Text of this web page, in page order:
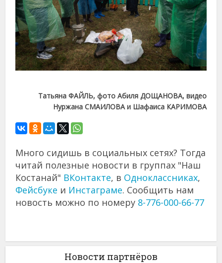
Татьяна ФАЙЛЬ, фото Абиля ДОЩАНОВА, видео
Нуржана СМАИЛОВА и Шафаиса КАРИМОВА
Много сидишь в социальных сетях? Тогда
читай полезные новости в группах "Наш
Костанай" ВКонтакте, в Одноклассниках,
Фейсбуке и Инстаграме. Сообщить нам
новость можно по номеру 8-776-000-66-77
Новости партнёров